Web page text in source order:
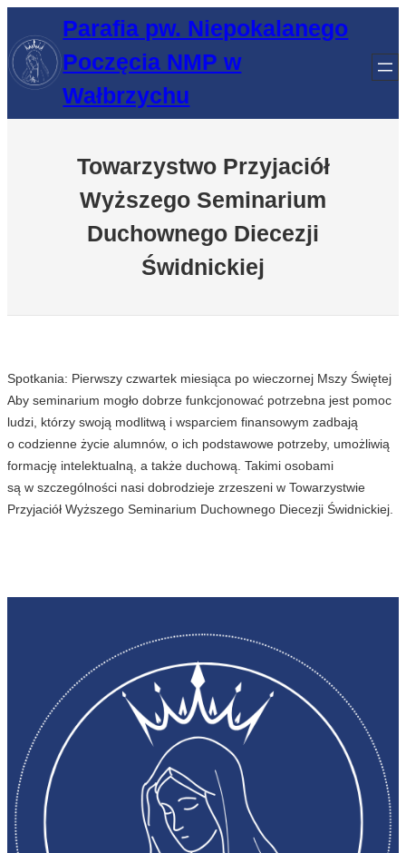
treści
Parafia pw. Niepokalanego
Poczęcia NMP w
Wałbrzychu
Towarzystwo Przyjaciół
Wyższego Seminarium
Duchownego Diecezji
Świdnickiej
Spotkania: Pierwszy czwartek miesiąca po wieczornej Mszy Świętej
Aby seminarium mogło dobrze funkcjonować potrzebna jest pomoc
ludzi, którzy swoją modlitwą i wsparciem finansowym zadbają
o codzienne życie alumnów, o ich podstawowe potrzeby, umożliwią
formację intelektualną, a także duchową. Takimi osobami
są w szczególności nasi dobrodzieje zrzeszeni w Towarzystwie
Przyjaciół Wyższego Seminarium Duchownego Diecezji Świdnickiej.